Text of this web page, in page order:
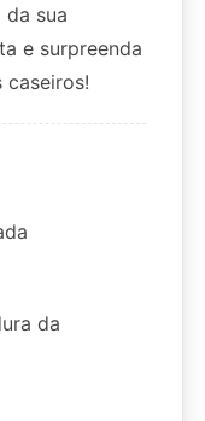
sua
e surpreenda
da